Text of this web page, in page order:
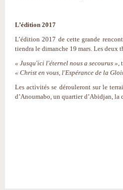
L’édition 2017
L’édition 2017 de cette grande
tiendra le dimanche 19 mars. Les deux
« Jusqu'ici l'éternel nous a secourus »,
« Christ en vous, l'Espérance de la
Les activités se dérouleront sur le
d’Anoumabo, un quartier d’Abidjan, la